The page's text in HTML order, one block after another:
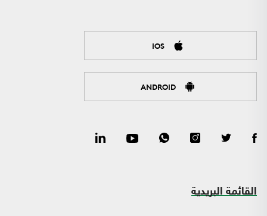
IOS
ANDROID
القائمة البريدية